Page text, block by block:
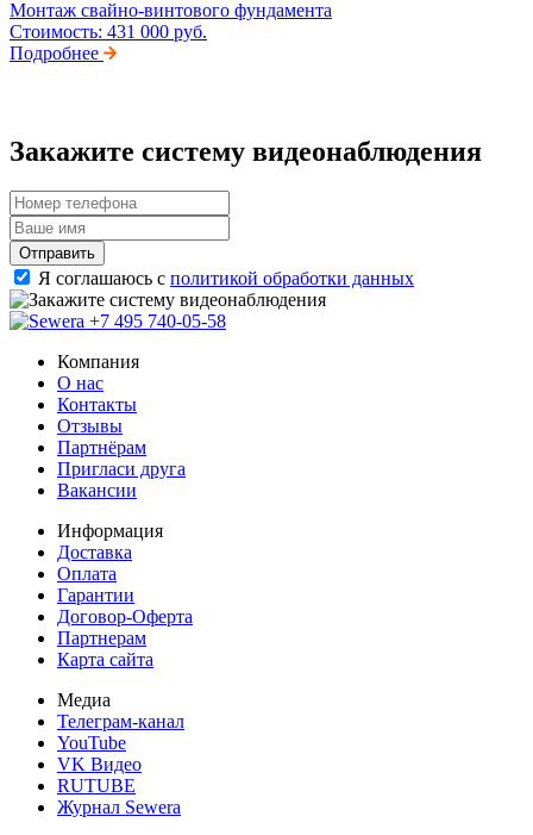
Монтаж свайно-винтового фундамента
Стоимость: 431 000 руб.
Подробнее
Закажите систему видеонаблюдения
Отправить
Я соглашаюсь с политикой обработки данных
+7 495 740-05-58
Компания
О нас
Контакты
Отзывы
Партнёрам
Пригласи друга
Вакансии
Информация
Доставка
Оплата
Гарантии
Договор-Оферта
Партнерам
Карта сайта
Медиа
Телеграм-канал
YouTube
VK Видео
RUTUBE
Журнал Sewera